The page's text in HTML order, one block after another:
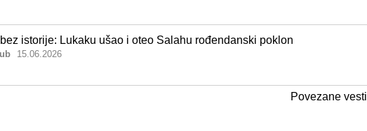
istorije: Lukaku ušao i oteo Salahu rođendanski poklon
15.06.2026
Povezane vesti